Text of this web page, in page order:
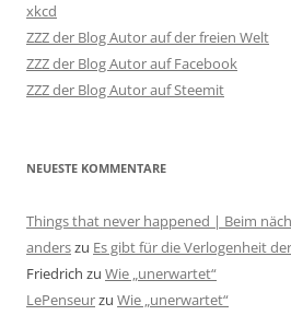
xkcd
ZZZ der Blog Autor auf der freien Welt
ZZZ der Blog Autor auf Facebook
ZZZ der Blog Autor auf Steemit
NEUESTE KOMMENTARE
Things that never happened | Beim
anderszu Es gibt für die Verlogenheit
Friedrich zu Wie „unerwartet“
LePenseurzu Wie „unerwartet“